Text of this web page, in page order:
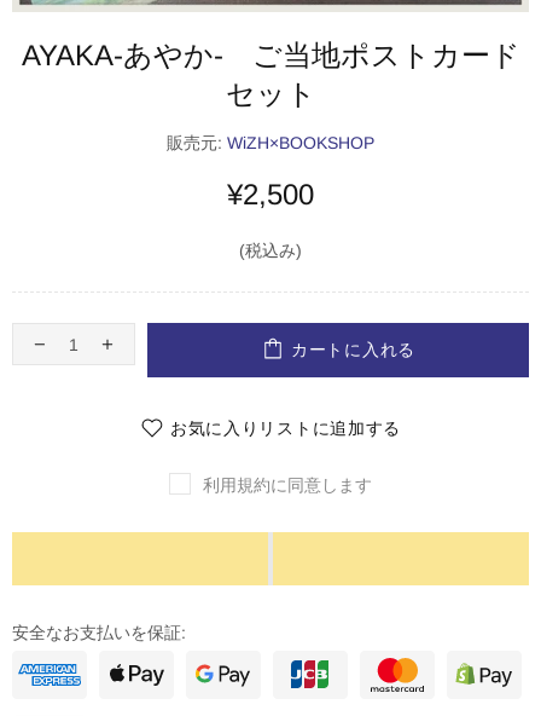
AYAKA-あやか- ご当地ポストカード
セット
販売元: WiZH×BOOKSHOP
¥2,500
(税込み)
カートに入れる
お気に入りリストに追加する
利用規約に同意します
安全なお支払いを保証: